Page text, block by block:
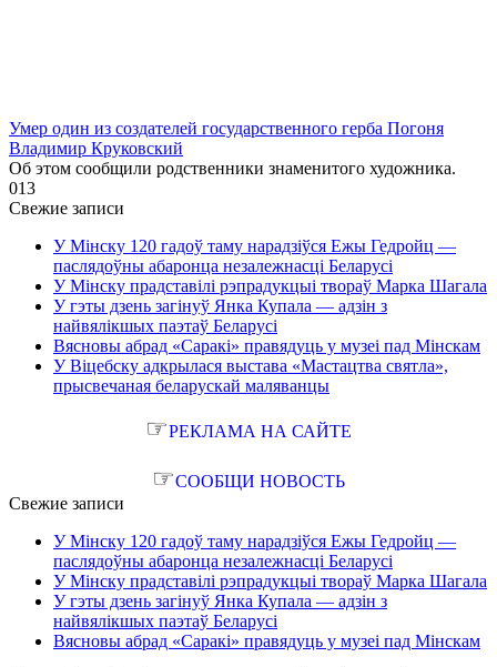
Умер один из создателей государственного герба Погоня
Владимир Круковский
Об этом сообщили родственники знаменитого художника.
013
Свежие записи
У Мінску 120 гадоў таму нарадзіўся Ежы Гедройц —
паслядоўны абаронца незалежнасці Беларусі
У Мінску прадставілі рэпрадукцыі твораў Марка Шагала
У гэты дзень загінуў Янка Купала — адзін з
найвялікшых паэтаў Беларусі
Вясновы абрад «Саракі» правядуць у музеі пад Мінскам
У Віцебску адкрылася выстава «Мастацтва святла»,
прысвечаная беларускай маляванцы
☞РЕКЛАМА НА САЙТЕ
☞СООБЩИ НОВОСТЬ
Свежие записи
У Мінску 120 гадоў таму нарадзіўся Ежы Гедройц —
паслядоўны абаронца незалежнасці Беларусі
У Мінску прадставілі рэпрадукцыі твораў Марка Шагала
У гэты дзень загінуў Янка Купала — адзін з
найвялікшых паэтаў Беларусі
Вясновы абрад «Саракі» правядуць у музеі пад Мінскам